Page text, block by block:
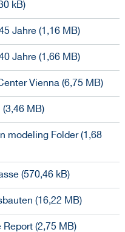
kB)
Jahre (1,16 MB)
Jahre (1,66 MB)
Vienna (6,75 MB)
MB)
modeling Folder (1,68
(570,46 kB)
(16,22 MB)
(2,75 MB)